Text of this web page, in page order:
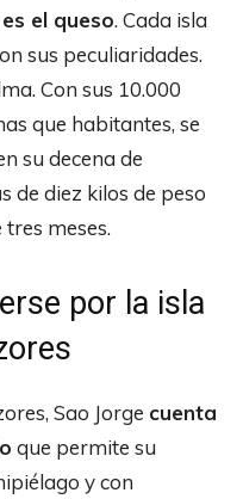
el queso. Cada isla
sus peculiaridades.
Con sus 10.000
que habitantes, se
su decena de
de diez kilos de peso
meses.
por la isla
Sao Jorge cuenta
que permite su
y con